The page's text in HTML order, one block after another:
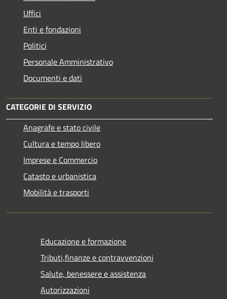
Uffici
Enti e fondazioni
Politici
Personale Amministrativo
Documenti e dati
CATEGORIE DI SERVIZIO
Anagrafe e stato civile
Cultura e tempo libero
Imprese e Commercio
Catasto e urbanistica
Mobilità e trasporti
Educazione e formazione
Tributi,finanze e contravvenzioni
Salute, benessere e assistenza
Autorizzazioni